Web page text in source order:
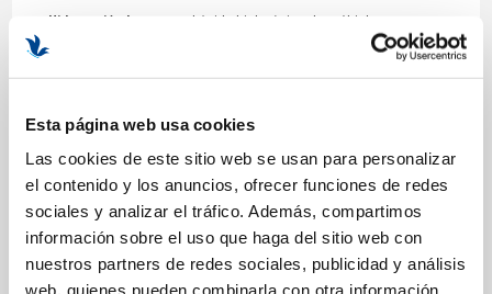
Esta página web usa cookies
Las cookies de este sitio web se usan para personalizar
el contenido y los anuncios, ofrecer funciones de redes
sociales y analizar el tráfico. Además, compartimos
información sobre el uso que haga del sitio web con
nuestros partners de redes sociales, publicidad y análisis
web, quienes pueden combinarla con otra información
Hidratación Intensa:
el ácido hialurónico de múltiples pesos
moleculares proporciona una hidratación profunda y duradera,
reduciendo la flacidez y devolviendo la elasticidad.
de expresión, proporcionando un aspecto más suave y uniforme.
Disminución de Ojeras:ilumina el contorno de los ojos,
reduciendo la apariencia de ojeras y bolsas.
Protección Antioxidante: combate los radicales libres,
previniendo el envejecimiento prematuro y protegiendo la piel de
los factores externos.